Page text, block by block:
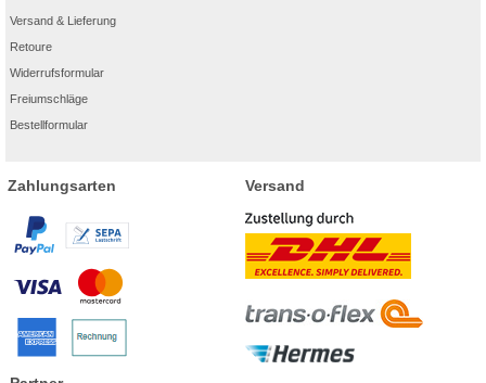
Versand & Lieferung
Retoure
Widerrufsformular
Freiumschläge
Bestellformular
Zahlungsarten Versand